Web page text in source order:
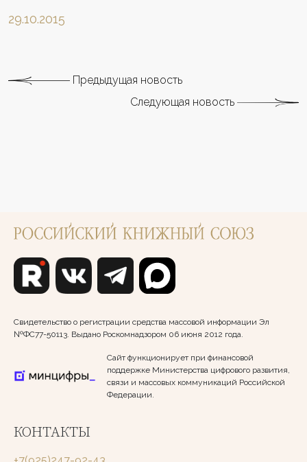
29.10.2015
Предыдущая новость
Следующая новость
Свидетельство о регистрации средства массовой информации Эл
№ФС77-50113. Выдано Роскомнадзором 06 июня 2012 года.
Сайт функционирует при финансовой
поддержке Министерства цифрового развития,
связи и массовых коммуникаций Российской
Федерации.
КОНТАКТЫ